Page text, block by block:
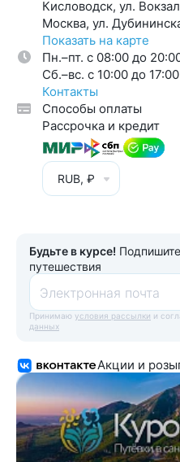
Кисловодск, ул.
Москва, ул.
Показать на карте
Пн.–пт. с 08:00 до
Cб.–вс. с 10:00 до 17:00
Контакты
Способы оплаты
Рассрочка и кредит
RUB, ₽
Будьте в курсе!
путешествия
Электронная почта
Принимаю условия рассылки и
данных
Акции и